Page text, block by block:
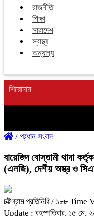
রাজনীতি
শিক্ষা
সারাদেশ
স্বাস্থ্য
অন্যান্য
শিরোনাম
/ প্রধান সংবাদ
বায়েজিদ বোস্তামী থানা
(এলজি), দেশীয় অস্ত্র ও
চট্টগ্রাম প্রতিনিধি/ ১৮৮ Time
Update : বৃহস্পতিবার, ১৫ মে,